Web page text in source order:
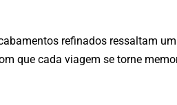
refinados ressaltam
que cada viagem se torne